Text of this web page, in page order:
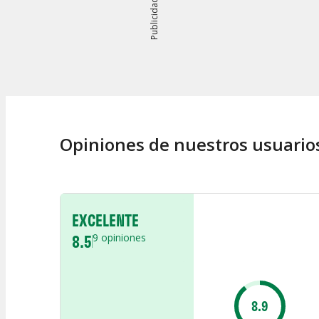
Publicidad
Opiniones de nuestros
EXCELENTE
8.59 opiniones
8.9